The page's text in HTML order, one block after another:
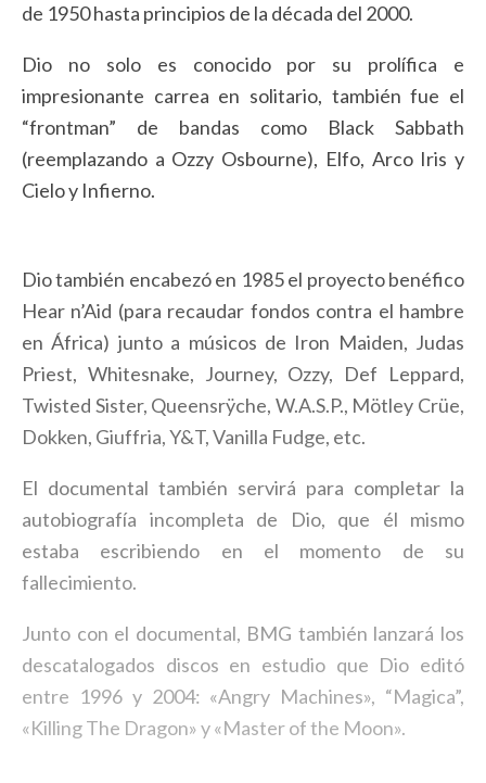
de 1950 hasta principios de la década del 2000.
Dio no solo es conocido por su prolífica e
impresionante carrea en solitario, también fue el
“frontman” de bandas como Black Sabbath
(reemplazando a Ozzy Osbourne), Elfo, Arco Iris y
Cielo y Infierno.
Dio también encabezó en 1985 el proyecto benéfico
Hear n’Aid (para recaudar fondos contra el hambre
en África) junto a músicos de Iron Maiden, Judas
Priest, Whitesnake, Journey, Ozzy, Def Leppard,
Twisted Sister, Queensrÿche, W.A.S.P., Mötley Crüe,
Dokken, Giuffria, Y&T, Vanilla Fudge, etc.
El documental también servirá para completar la
autobiografía incompleta de Dio, que él mismo
estaba escribiendo en el momento de su
fallecimiento.
Junto con el documental, BMG también lanzará los
descatalogados discos en estudio que Dio editó
entre 1996 y 2004: «Angry Machines», “Magica”,
«Killing The Dragon» y «Master of the Moon».